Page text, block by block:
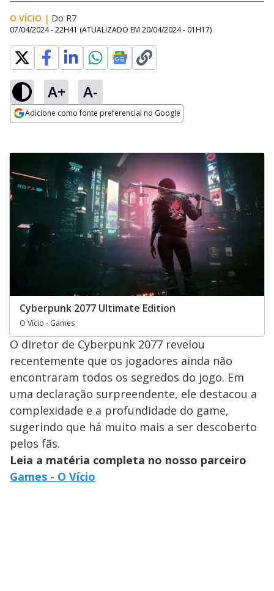
O VÍCIO | Do R7
07/04/2024 - 22H41 (ATUALIZADO EM 20/04/2024 - 01H17)
A+ A-
Adicione como fonte preferencial no Google
Cyberpunk 2077 Ultimate Edition
O Vício - Games
O diretor de Cyberpunk 2077 revelou
recentemente que os jogadores ainda não
encontraram todos os segredos do jogo. Em
uma declaração surpreendente, ele destacou a
complexidade e a profundidade do game,
sugerindo que há muito mais a ser descoberto
pelos fãs.
Leia a matéria completa no nosso parceiro
Games - O Vício